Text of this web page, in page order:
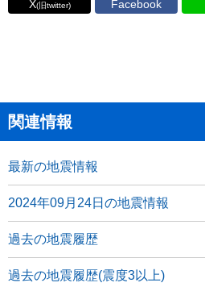
X(旧twitter) Facebook
関連情報
最新の地震情報
2024年09月24日の地震情報
過去の地震履歴
過去の地震履歴(震度3以上)